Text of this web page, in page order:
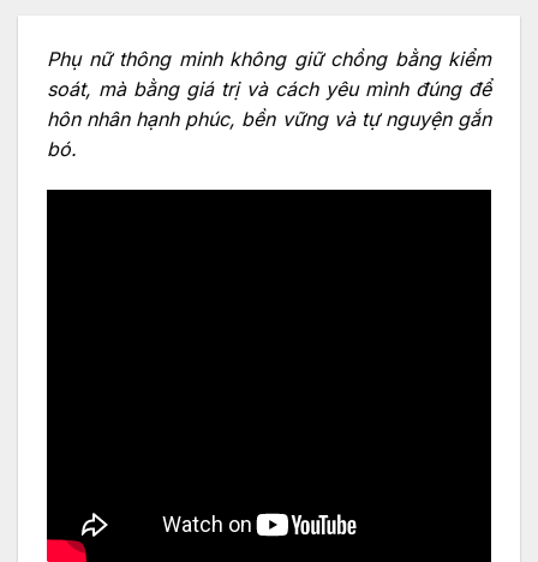
Phụ nữ thông minh không giữ chồng bằng kiểm
soát, mà bằng giá trị và cách yêu mình đúng để
hôn nhân hạnh phúc, bền vững và tự nguyện gắn
bó.